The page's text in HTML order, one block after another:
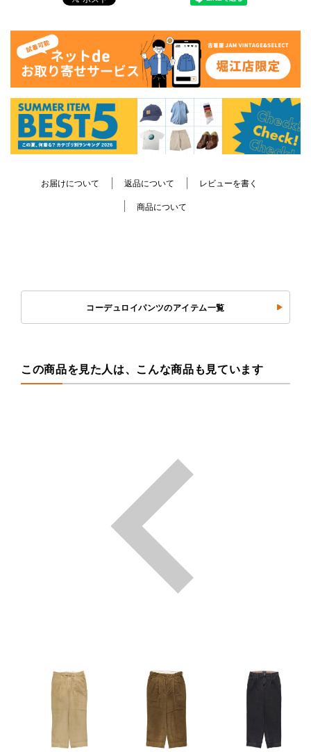
お届けについて 返品について レビューを書く
商品について
コーデュロイパンツのアイテム一覧
この商品を見た人は、こんな商品も見ています